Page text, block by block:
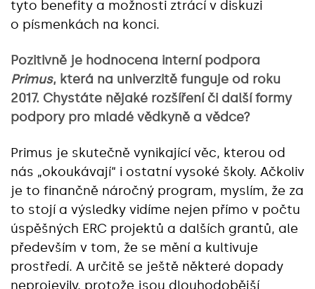
tyto benefity a možnosti ztrácí v diskuzi
o písmenkách na konci.
Pozitivně je hodnocena interní podpora
Primus, která na univerzitě funguje od roku
2017. Chystáte nějaké rozšíření či další formy
podpory pro mladé vědkyně a vědce?
Primus je skutečně vynikající věc, kterou od
nás „okoukávají“ i ostatní vysoké školy. Ačkoliv
je to finančně náročný program, myslím, že za
to stojí a výsledky vidíme nejen přímo v počtu
úspěšných ERC projektů a dalších grantů, ale
především v tom, že se mění a kultivuje
prostředí. A určitě se ještě některé dopady
neprojevily, protože jsou dlouhodobější